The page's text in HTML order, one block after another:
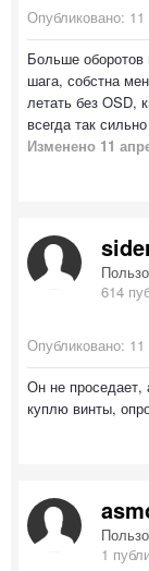
Опубликовано:
Больше
шага, собстна
летать без OSD,
всегда так
Изменено 11
614
Опубликовано:
Он не проседает,
куплю винты,
1